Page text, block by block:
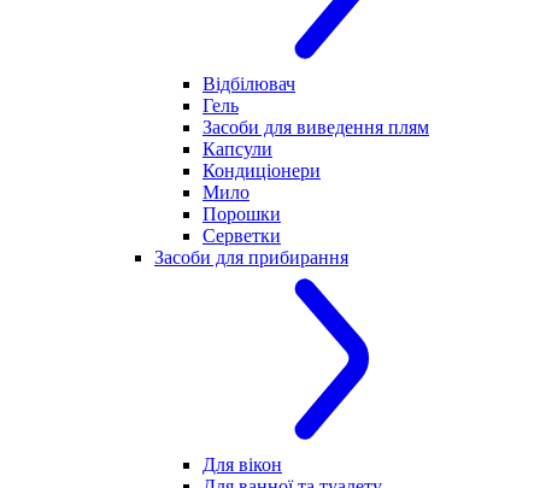
Відбілювач
Гель
Засоби для виведення плям
Капсули
Кондиціонери
Мило
Порошки
Серветки
Засоби для прибирання
Для вікон